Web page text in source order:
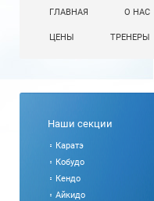
ГЛАВНАЯ О НАС
ЦЕНЫ ТРЕНЕРЫ
Наши секции
Каратэ
Кобудо
Кендо
Айкидо